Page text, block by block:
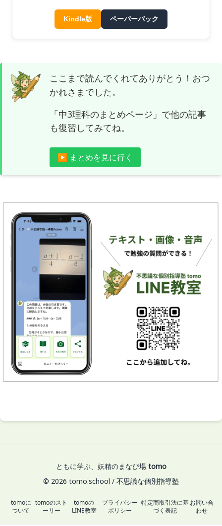
Kindle版 ペーパーバック
ここまで読んでくれてありがとう！おつ
かれさまでした。
「中3理科のまとめページ」で他の記事
も復習してみてね。
▶ まとめを見に行く
ともに学ぶ、妖精のまなび場 tomo
© 2026 tomo.school / 不思議な個別指導塾
tomoに
ついて
tomoのスト
ーリー
tomoの
LINE教室
プライバシー
ポリシー
特定商取引法に基
づく表記
お問い合
わせ